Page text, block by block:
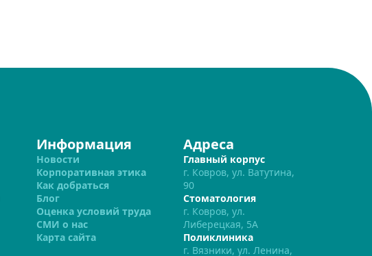
Информация
Новости
Корпоративная этика
Как добраться
Блог
Оценка условий труда
СМИ о нас
Карта сайта
Адреса
Главный корпус
г. Ковров, ул. Ватутина,
90
Стоматология
г. Ковров, ул.
Либерецкая, 5А
Поликлиника
г. Вязники, ул. Ленина,